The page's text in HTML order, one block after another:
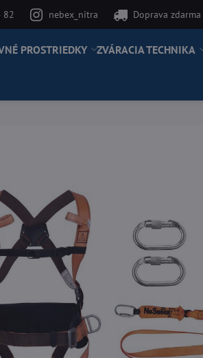
82 nebex_nitra Doprava
PROSTRIEDKY ZVÁRACIA TECHNIKA